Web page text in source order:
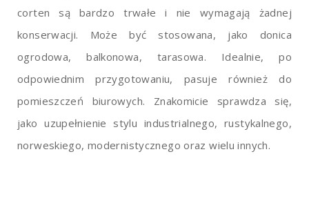
corten są bardzo trwałe i nie wymagają żadnej
konserwacji. Może być stosowana, jako donica
ogrodowa, balkonowa, tarasowa. Idealnie, po
odpowiednim przygotowaniu, pasuje również do
pomieszczeń biurowych. Znakomicie sprawdza się,
jako uzupełnienie stylu industrialnego, rustykalnego,
norweskiego, modernistycznego oraz wielu innych.